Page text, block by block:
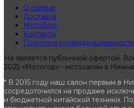
О салоне
Доставка
Мотоблог
Контакты
Политика конфиденциальности
Не является публичной офертой.
2025 «Мотогор» - мотосалон в
* В 2015 году наш салон первым в
сосредоточился на продаже
и бюджетной китайской техники.